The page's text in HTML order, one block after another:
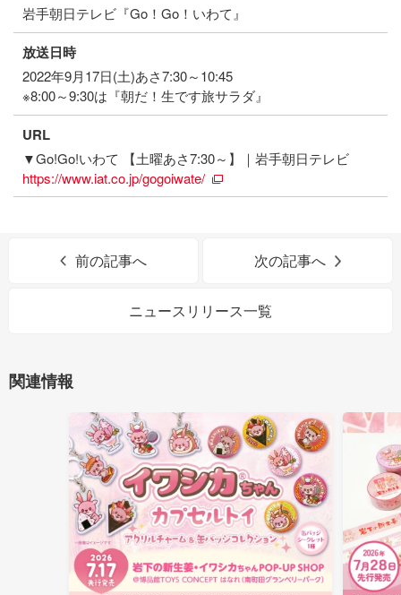
岩手朝日テレビ『Go！Go！いわて』
放送日時
2022年9月17日(土)あさ7:30～10:45
※8:00～9:30は『朝だ！生です旅サラダ』
URL
▼Go!Go!いわて 【土曜あさ7:30～】｜岩手朝日テレビ
https://www.iat.co.jp/gogoiwate/
前の記事へ 次の記事へ
ニュースリリース一覧
関連情報